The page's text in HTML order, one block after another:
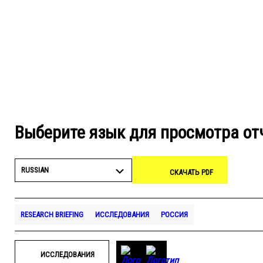
Выберите язык для просмотра
RUSSIAN СКАЧАТЬ PDF
RESEARCH BRIEFING ИССЛЕДОВАНИЯ РОССИЯ
ИССЛЕДОВАНИЯ